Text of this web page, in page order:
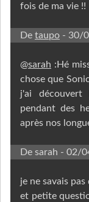
fois de ma vie !!
De taupo - 30/
@sarah :Hé
chose que
j'ai découvert
pendant des
après nos
De sarah - 02/
je ne savais
et petite